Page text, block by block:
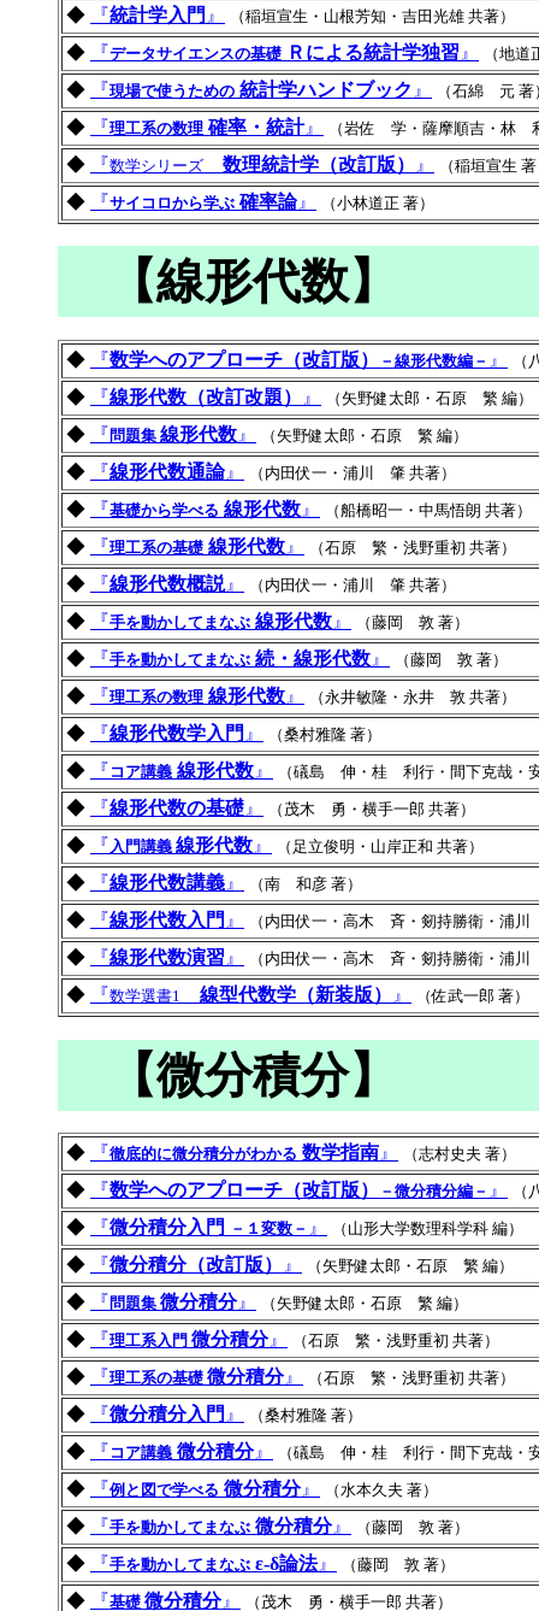
◆ 『統計学入門 』 （稲垣宣生・山根芳知・吉田光雄 共著）
◆ 『データサイエンスの基礎 Ｒによる統計学独習 』 （地
◆ 『現場で使うための 統計学ハンドブック 』 （石綿 元 著
◆ 『理工系の数理 確率・統計』 （岩佐 学・薩摩順吉・林
◆ 『数学シリーズ 数理統計学（改訂版） 』 （稲垣宣生
◆ 『サイコロから学ぶ 確率論』 （小林道正 著）
【線形代数】
◆ 『数学へのアプローチ（改訂版） －線形代数編－ 』 （
◆ 『線形代数（改訂改題） 』 （矢野健太郎・石原 繁 編）
◆ 『 問題集 線形代数 』 （矢野健太郎・石原 繁 編）
◆ 『線形代数通論』 （内田伏一・浦川 肇 共著）
◆ 『基礎から学べる 線形代数 』 （船橋昭一・中馬悟朗 共著）
◆ 『理工系の基礎 線形代数 』 （石原 繁・浅野重初 共著）
◆ 『線形代数概説』 （内田伏一・浦川 肇 共著）
◆ 『手を動かしてまなぶ 線形代数 』 （藤岡 敦 著）
◆ 『手を動かしてまなぶ 続・線形代数 』 （藤岡 敦 著）
◆ 『理工系の数理 線形代数 』 （永井敏隆・永井 敦 共著）
◆ 『線形代数学入門 』 （桑村雅隆 著）
◆ 『 コア講義 線形代数 』 （礒島 伸・桂 利行・間下克哉・
◆ 『線形代数の基礎 』 （茂木 勇・横手一郎 共著）
◆ 『入門講義 線形代数 』 （足立俊明・山岸正和 共著）
◆ 『線形代数講義 』 （南 和彦 著）
◆ 『線形代数入門 』 （内田伏一・高木 斉・剱持勝衛・浦
◆ 『線形代数演習 』 （内田伏一・高木 斉・剱持勝衛・浦
◆ 『数学選書1 線型代数学（新装版） 』 （佐武一郎 著）
【微分積分】
◆ 『徹底的に微分積分がわかる 数学指南』 （志村史夫 著）
◆ 『数学へのアプローチ（改訂版） －微分積分編－ 』 （
◆ 『微分積分入門 －１変数－ 』 （山形大学数理科学科 編）
◆ 『微分積分（改訂版） 』 （矢野健太郎・石原 繁 編）
◆ 『 問題集 微分積分』 （矢野健太郎・石原 繁 編）
◆ 『理工系入門 微分積分』 （石原 繁・浅野重初 共著）
◆ 『理工系の基礎 微分積分』 （石原 繁・浅野重初 共著）
◆ 『微分積分入門 』 （桑村雅隆 著）
◆ 『 コア講義 微分積分』 （礒島 伸・桂 利行・間下克哉・
◆ 『例と図で学べる 微分積分』 （水本久夫 著）
◆ 『手を動かしてまなぶ 微分積分』 （藤岡 敦 著）
◆ 『手を動かしてまなぶ ε-δ論法』 （藤岡 敦 著）
◆ 『基礎 微分積分』 （茂木 勇・横手一郎 共著）